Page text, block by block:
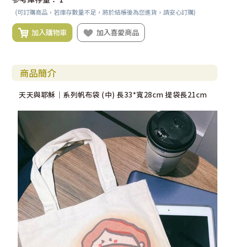
(可訂購商品，若庫存數量不足，將於結帳後為您進貨，請安心訂購)
加入購物車 加入喜愛商品
商品簡介
天天與耶穌｜系列帆布袋 (中) 長33*寬28cm 提袋長21cm